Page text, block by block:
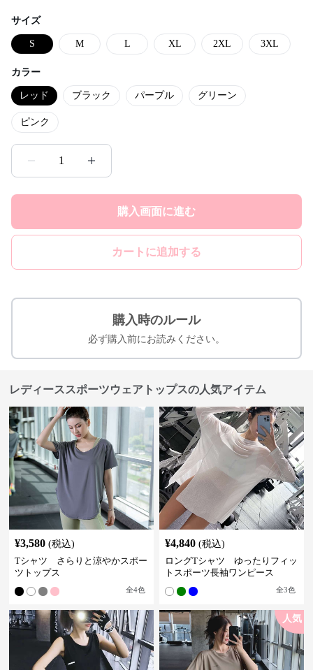
サイズ
S M L XL 2XL 3XL
カラー
レッド ブラック パープル グリーン
ピンク
1
購入画面に進む
カートに追加する
購入時のルール
必ず購入前にお読みください。
レディーススポーツウェアトップスの人気アイテム
¥3,580 (税込)
Tシャツ さらりと涼やかスポー
ツトップス
全4色
¥4,840 (税込)
ロングTシャツ ゆったりフィッ
トスポーツ長袖ワンピース
全3色
人気